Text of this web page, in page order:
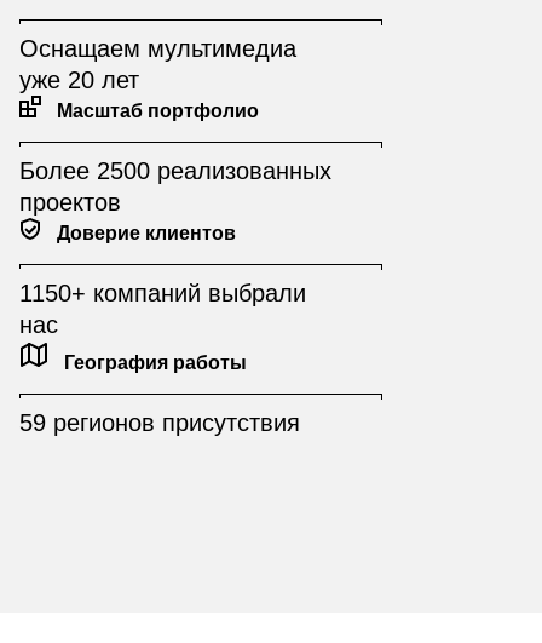
Оснащаем мультимедиа
уже 20 лет
Масштаб портфолио
Более 2500 реализованных
проектов
Доверие клиентов
1150+ компаний выбрали
нас
География работы
59 регионов присутствия